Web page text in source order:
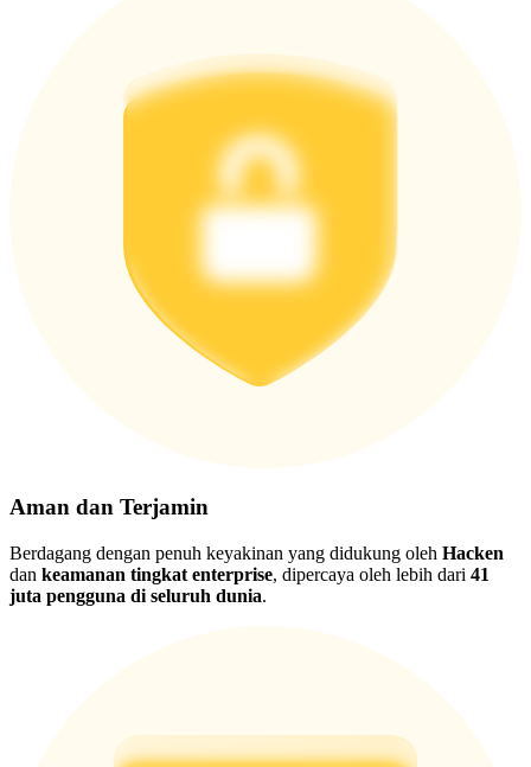
Aman dan Terjamin
Berdagang dengan penuh keyakinan yang didukung oleh Hacken
dan keamanan tingkat enterprise, dipercaya oleh lebih dari 41
juta pengguna di seluruh dunia.